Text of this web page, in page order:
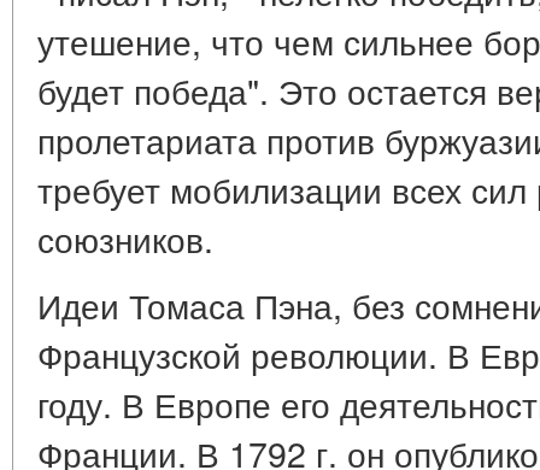
утешение, что чем сильнее
будет победа". Это остается
пролетариата против
требует мобилизации всех сил
союзников.
Идеи Томаса Пэна, без
Французской революции. В
году. В Европе его
Франции. В 1792 г. он